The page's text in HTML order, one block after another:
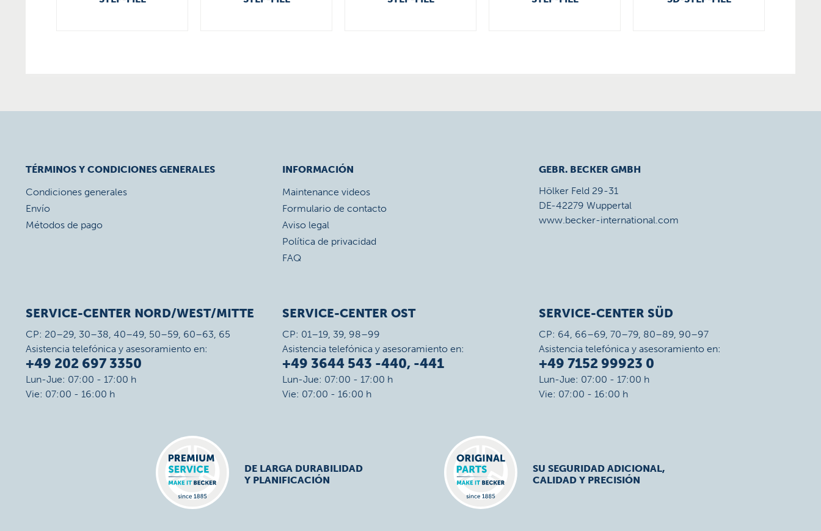
TÉRMINOS Y CONDICIONES GENERALES
Condiciones generales
Envío
Métodos de pago
INFORMACIÓN
Maintenance videos
Formulario de contacto
Aviso legal
Política de privacidad
FAQ
GEBR. BECKER GMBH
Hölker Feld 29-31
DE-42279 Wuppertal
www.becker-international.com
SERVICE-CENTER NORD/WEST/MITTE
CP: 20–29, 30–38, 40–49, 50–59, 60–63, 65
Asistencia telefónica y asesoramiento en:
+49 202 697 3350
Lun-Jue: 07:00 - 17:00 h
Vie: 07:00 - 16:00 h
SERVICE-CENTER OST
CP: 01–19, 39, 98–99
Asistencia telefónica y asesoramiento en:
+49 3644 543 -440, -441
Lun-Jue: 07:00 - 17:00 h
Vie: 07:00 - 16:00 h
SERVICE-CENTER SÜD
CP: 64, 66–69, 70–79, 80–89, 90–97
Asistencia telefónica y asesoramiento en:
+49 7152 99923 0
Lun-Jue: 07:00 - 17:00 h
Vie: 07:00 - 16:00 h
DE LARGA DURABILIDAD
Y PLANIFICACIÓN
SU SEGURIDAD ADICIONAL,
CALIDAD Y PRECISIÓN